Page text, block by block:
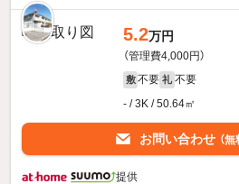
5.2万円
（管理費4,000円）
敷 不要 礼 不要
- / 3K / 50.64㎡
お問い合わせ （無
提供